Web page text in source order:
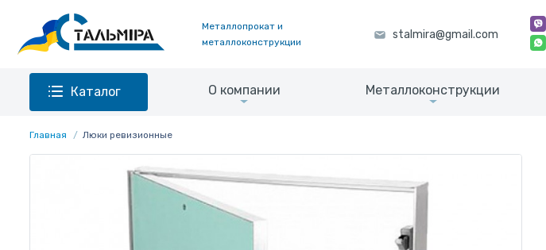
Металлопрокат и
металлоконструкции
Каталог О компании Металлоконструкции
Главная Люки ревизионные